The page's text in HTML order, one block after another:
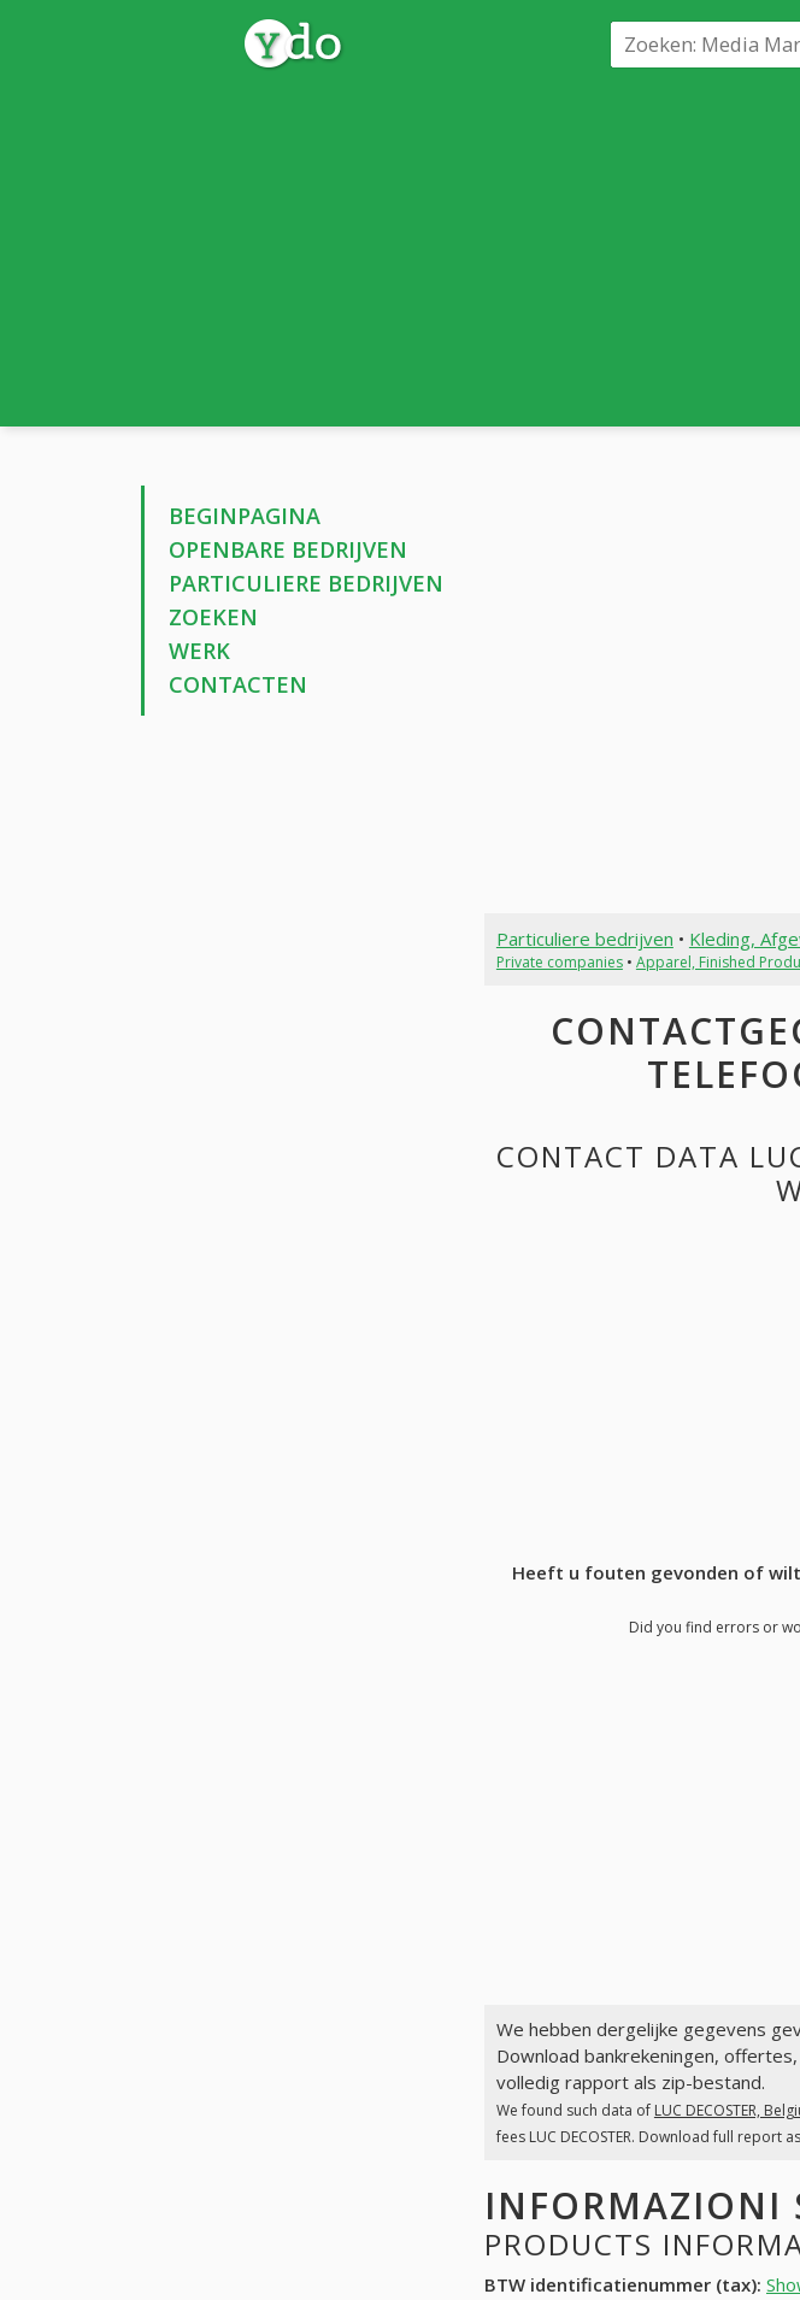
BEGINPAGINA
OPENBARE BEDRIJVEN
PARTICULIERE BEDRIJVEN
ZOEKEN
WERK
CONTACTEN
Particuliere bedrijven • Kleding,
Private companies• Apparel, Finished
CONTACT DATA
Heeft u fouten gevonden of wilt
Did you find errors or
We hebben dergelijke gegevens
Download bankrekeningen,
volledig rapport als zip-bestand.
We found such data of LUC DECOSTER,
fees LUC DECOSTER. Download full report
INFORMAZIONI
PRODUCTS
BTW identificatienummer (tax):